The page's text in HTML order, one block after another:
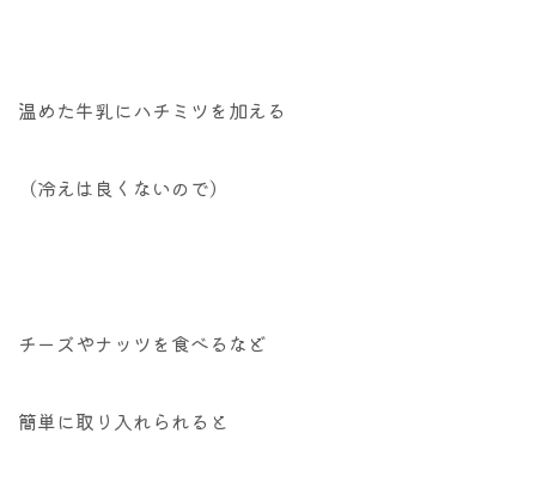
温めた牛乳にハチミツを加える
（冷えは良くないので）
チーズやナッツを食べるなど
簡単に取り入れられると